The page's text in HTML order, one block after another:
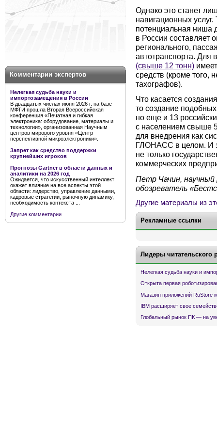
Комментарии экспертов
Нелегкая судьба науки и
импортозамещения в России
В двадцатых числах июня 2026 г. на базе
МФТИ прошла Вторая Всероссийская
конференция «Печатная и гибкая
электроника: оборудование, материалы и
технологии», организованная Научным
центров мирового уровня «Центр
перспективной микроэлектроники».
Запрет как средство поддержки
крупнейших игроков
Прогнозы Gartner в области данных и
аналитики на 2026 год
Ожидается, что искусственный интеллект
окажет влияние на все аспекты этой
области: лидерство, управление данными,
кадровые стратегии, рыночную динамику,
необходимость контекста ...
Другие комментарии
Однако это станет
навигационных
потенциальная ниша
в России составляет
регионального,
автотранспорта. Для
(свыше 12 тонн)
средств (кроме
тахографов).
Что касается
то создание
но еще и 13
с населением свыше
для внедрения как
ГЛОНАСС в целом. И
не только
коммерческих
Петр Чачин,
обозреватель
Другие материалы из
Рекламные ссылки
Лидеры читательского
Нелегкая судьба науки и
Открыта первая
Магазин приложений RuStore
IBM расширяет свое
Глобальный рынок ПК — на